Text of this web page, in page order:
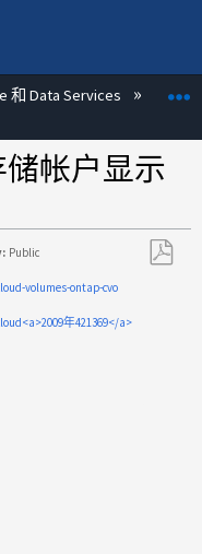
和 Data Services
储帐户显示
Public
volumes-ontap-cvo
年421369</a>